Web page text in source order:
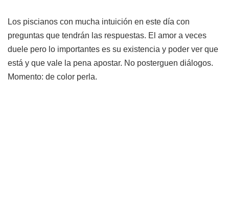
Los piscianos con mucha intuición en este día con
preguntas que tendrán las respuestas. El amor a veces
duele pero lo importantes es su existencia y poder ver que
está y que vale la pena apostar. No posterguen diálogos.
Momento: de color perla.